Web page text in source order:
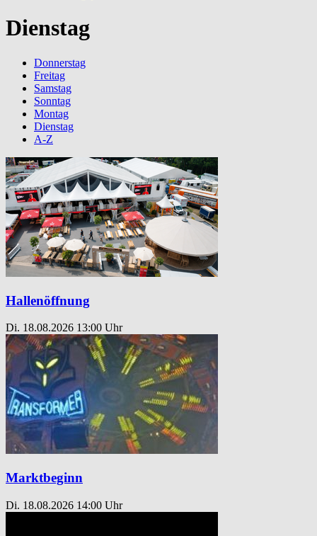
Dienstag
Donnerstag
Freitag
Samstag
Sonntag
Montag
Dienstag
A-Z
Hallenöffnung
Di. 18.08.2026 13:00 Uhr
Marktbeginn
Di. 18.08.2026 14:00 Uhr